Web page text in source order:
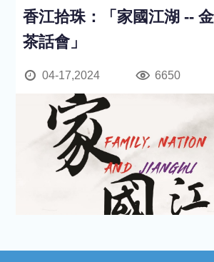
香江拾珠：「家國江湖 --
茶話會」
04-17,2024 6650